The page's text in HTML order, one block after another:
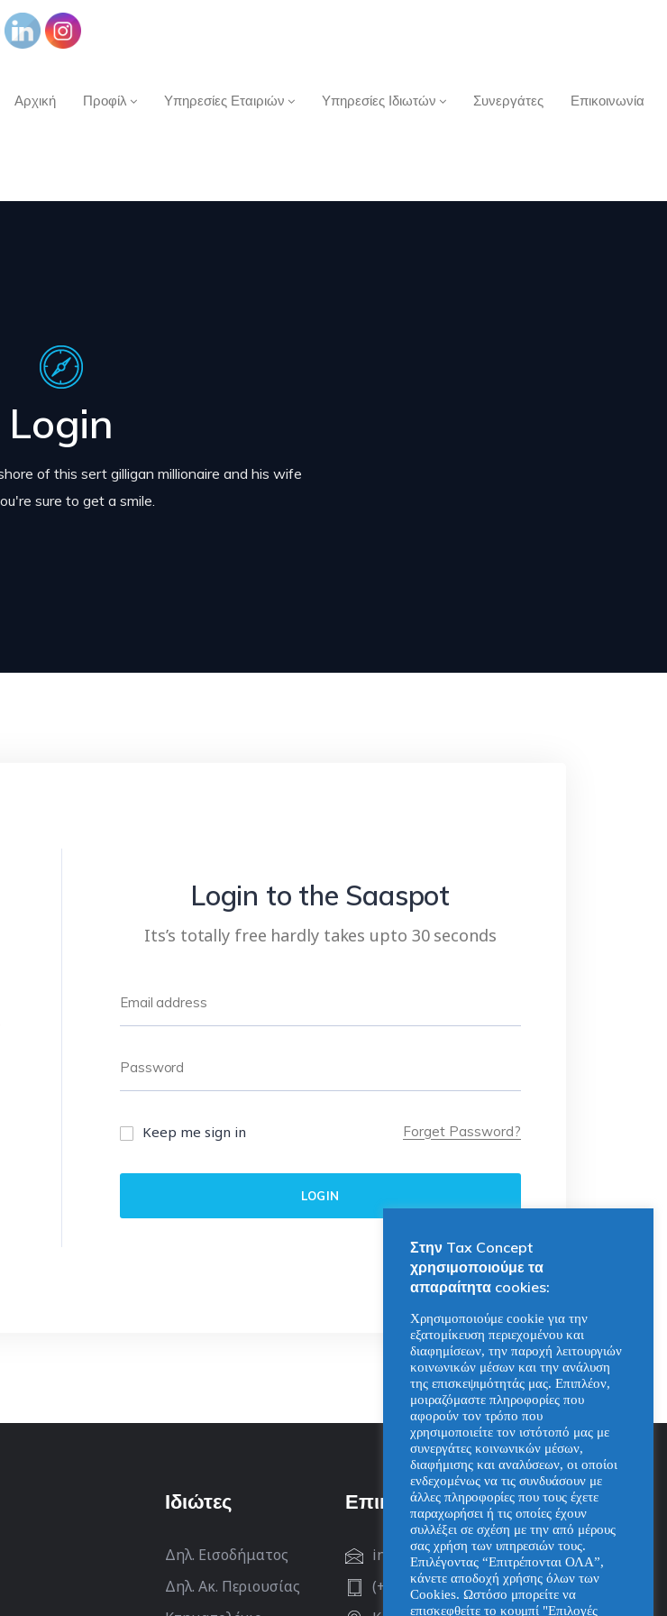
Αρχική Προφίλ Υπηρεσίες Εταιριών Υπηρεσίες Ιδιωτών Συνεργάτες Επικοινωνία
Login
of this sert gilligan millionaire and his wife
sure to get a smile.
Login to the Saaspot
Its’s totally free hardly takes upto 30 seconds
Forget Password?
Keep me sign in
Ιδιώτες
Δηλ. Εισοδήματος
Δηλ. Ακ. Περιουσίας
Επικοινωνία
info@taxconcept.gr
(+30) 2109929312
Στην Tax Concept
χρησιμοποιούμε τα
απαραίτητα cookies:
Χρησιμοποιούμε cookie για την
εξατομίκευση περιεχομένου και
διαφημίσεων, την παροχή λειτουργιών
κοινωνικών μέσων και την ανάλυση
της επισκεψιμότητάς μας. Επιπλέον,
μοιραζόμαστε πληροφορίες που
αφορούν τον τρόπο που
χρησιμοποιείτε τον ιστότοπό μας με
συνεργάτες κοινωνικών μέσων,
διαφήμισης και αναλύσεων, οι οποίοι
ενδεχομένως να τις συνδυάσουν με
άλλες πληροφορίες που τους έχετε
παραχωρήσει ή τις οποίες έχουν
συλλέξει σε σχέση με την από μέρους
σας χρήση των υπηρεσιών τους.
Επιλέγοντας “Επιτρέπονται ΟΛΑ”,
κάνετε αποδοχή χρήσης όλων των
Cookies. Ωστόσο μπορείτε να
επισκεφθείτε το κουμπί "Επιλογές